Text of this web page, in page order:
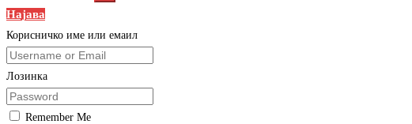
Најава
Корисничко име или емаил
Лозинка
Remember Me